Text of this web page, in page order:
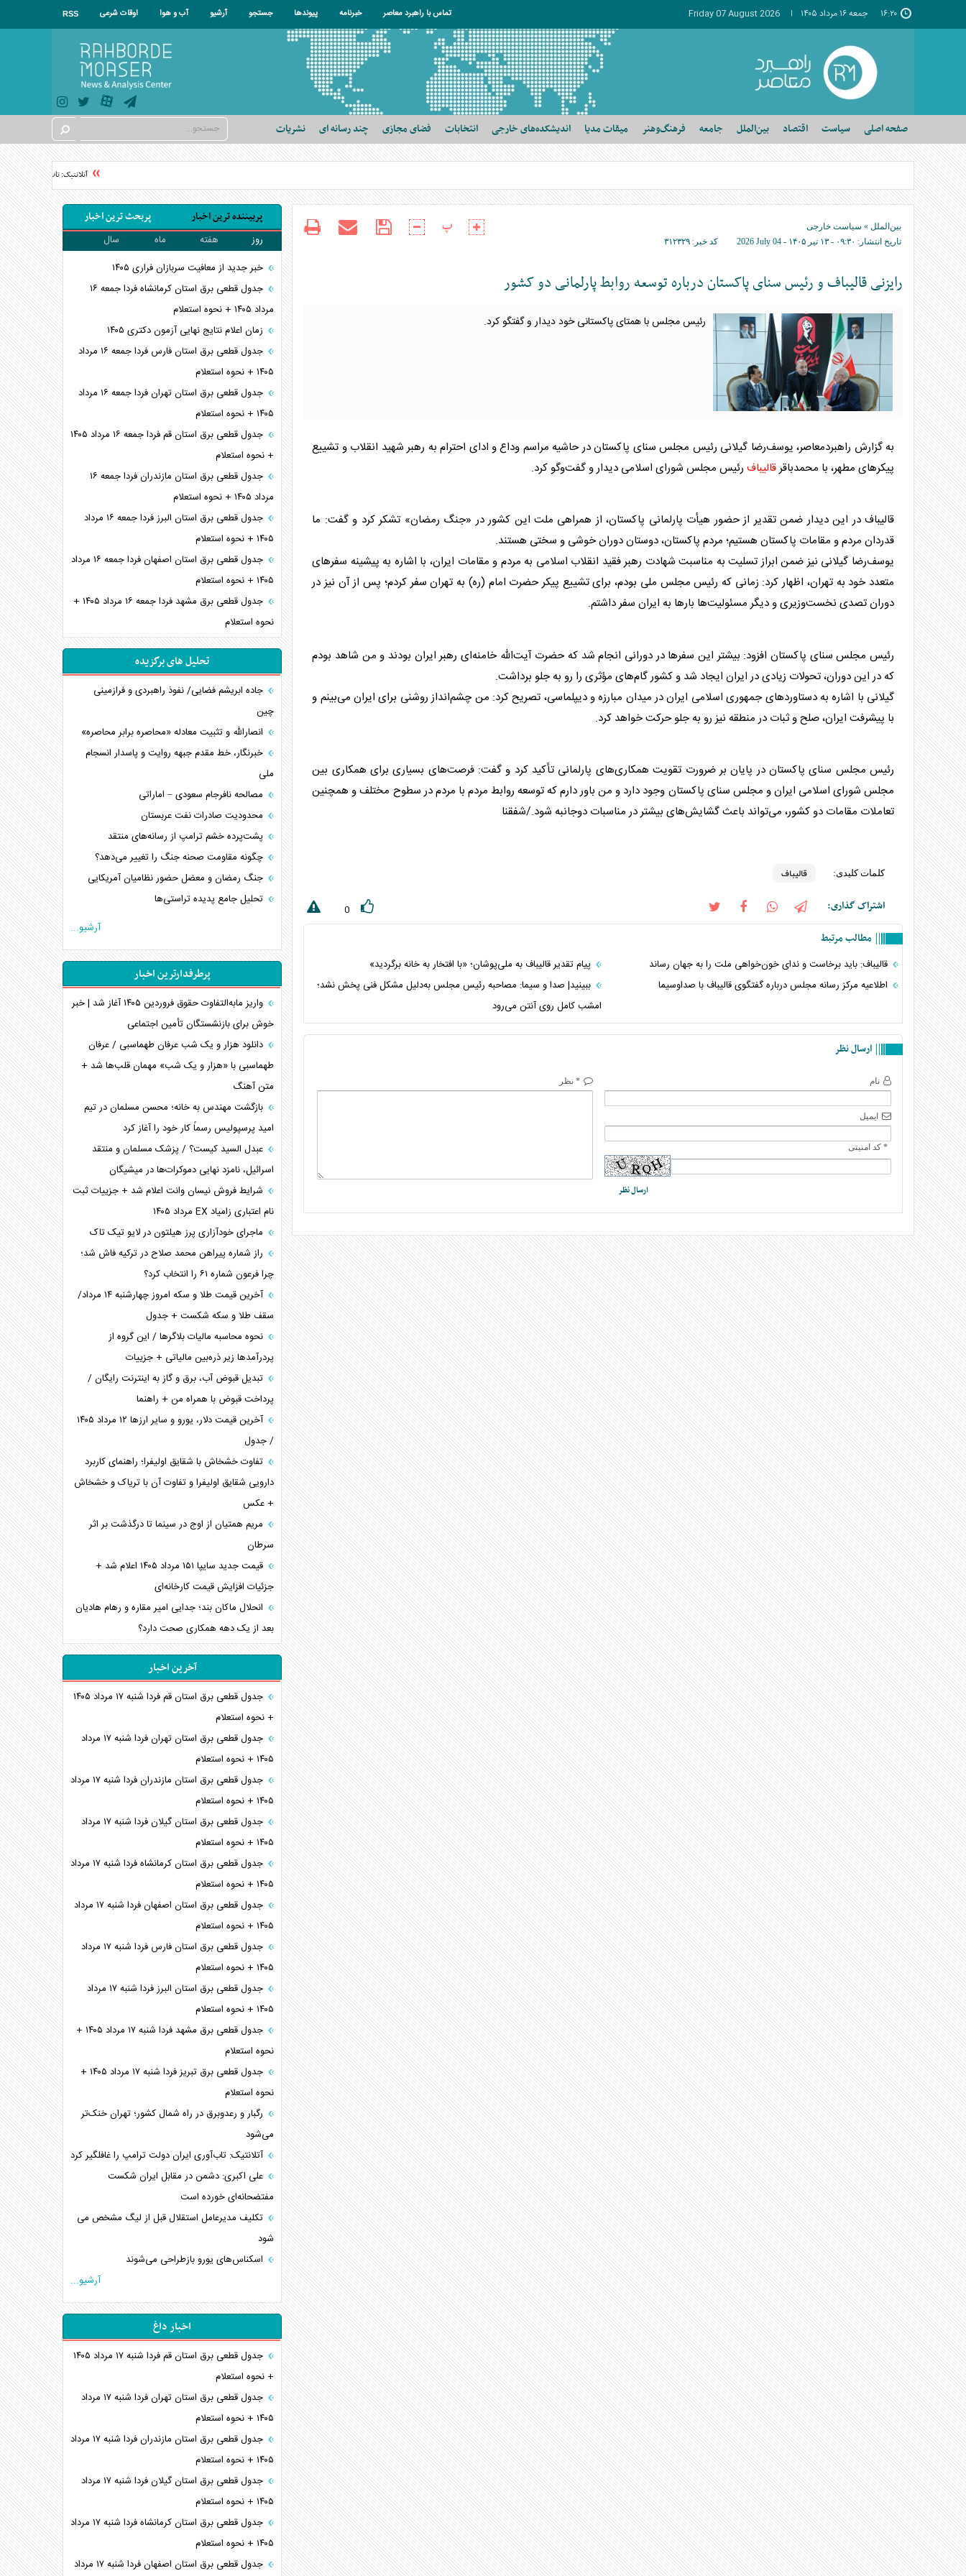
۱۶:۲۰ جمعه ۱۶ مرداد ۱۴۰۵ Friday 07 August 2026 تماس با راهبرد معاصر خبرنامه پیوندها جستجو آرشیو آب و هوا اوقات شرعی RSS
صفحه اصلی سیاست اقتصاد بین‌الملل جامعه فرهنگ‌وهنر میقات مدیا اندیشکده‌های خارجی انتخابات فضای مجازی چند رسانه ای نشریات
آتلانتیک: تاب‌آوری ایران دولت
بین‌الملل » سیاست خارجی
تاریخ انتشار: ۰۹:۳۰ - ۱۳ تير ۱۴۰۵ - 2026 July 04 کد خبر: ۳۱۲۳۲۹
پ
رایزنی قالیباف و رئیس سنای پاکستان درباره توسعه روابط پارلمانی دو کشور
رئیس مجلس با همتای پاکستانی خود دیدار و گفتگو کرد.
به گزارش راهبردمعاصر، یوسف‌رضا گیلانی رئیس مجلس سنای پاکستان در حاشیه مراسم وداع و ادای احترام به رهبر شهید انقلاب و تشییع
پیکرهای مطهر، با محمدباقرقالیباف رئیس مجلس شورای اسلامی دیدار و گفت‌وگو کرد.
قالیباف در این دیدار ضمن تقدیر از حضور هیأت پارلمانی پاکستان، از همراهی ملت این کشور در «جنگ رمضان» تشکر کرد و گفت: ما
قدردان مردم و مقامات پاکستان هستیم؛ مردم پاکستان، دوستان دوران خوشی و سختی هستند.
یوسف‌رضا گیلانی نیز ضمن ابراز تسلیت به مناسبت شهادت رهبر فقید انقلاب اسلامی به مردم و مقامات ایران، با اشاره به پیشینه سفرهای
متعدد خود به تهران، اظهار کرد: زمانی که رئیس مجلس ملی بودم، برای تشییع پیکر حضرت امام (ره) به تهران سفر کردم؛ پس از آن نیز در
دوران تصدی نخست‌وزیری و دیگر مسئولیت‌ها بارها به ایران سفر داشتم.
رئیس مجلس سنای پاکستان افزود: بیشتر این سفرها در دورانی انجام شد که حضرت آیت‌الله خامنه‌ای رهبر ایران بودند و من شاهد بودم
که در این دوران، تحولات زیادی در ایران ایجاد شد و کشور گام‌های مؤثری را رو به جلو برداشت.
گیلانی با اشاره به دستاوردهای جمهوری اسلامی ایران در میدان مبارزه و دیپلماسی، تصریح کرد: من چشم‌انداز روشنی برای ایران می‌بینم و
با پیشرفت ایران، صلح و ثبات در منطقه نیز رو به جلو حرکت خواهد کرد.
رئیس مجلس سنای پاکستان در پایان بر ضرورت تقویت همکاری‌های پارلمانی تأکید کرد و گفت: فرصت‌های بسیاری برای همکاری بین
مجلس شورای اسلامی ایران و مجلس سنای پاکستان وجود دارد و من باور دارم که توسعه روابط مردم با مردم در سطوح مختلف و همچنین
تعاملات مقامات دو کشور، می‌تواند باعث گشایش‌های بیشتر در مناسبات دوجانبه شود./شفقنا
کلمات کلیدی: قالیباف
اشتراک گذاری: 0
مطالب مرتبط
قالیباف: باید برخاست و ندای خون‌خواهی ملت را به جهان رساند
پیام تقدیر قالیباف به ملی‌پوشان؛ «با افتخار به خانه برگردید»
اطلاعیه مرکز رسانه مجلس درباره گفتگوی قالیباف با صداوسیما
ببینید| صدا و سیما: مصاحبه رئیس مجلس به‌دلیل مشکل فنی پخش نشد؛
امشب کامل روی آنتن می‌رود
ارسال نظر
نام
ایمیل
* کد امنیتی
* نظر
پربیننده ترین اخبار پربحث ترین اخبار
روز هفته ماه
سال
خبر جدید از معافیت سربازان فراری ۱۴۰۵
جدول قطعی برق استان کرمانشاه فردا جمعه ۱۶
مرداد ۱۴۰۵ + نحوه استعلام
زمان اعلام نتایج نهایی آزمون دکتری ۱۴۰۵
جدول قطعی برق استان فارس فردا جمعه ۱۶ مرداد
۱۴۰۵ + نحوه استعلام
جدول قطعی برق استان تهران فردا جمعه ۱۶ مرداد
۱۴۰۵ + نحوه استعلام
جدول قطعی برق استان قم فردا جمعه ۱۶ مرداد ۱۴۰۵
+ نحوه استعلام
جدول قطعی برق استان مازندران فردا جمعه ۱۶
مرداد ۱۴۰۵ + نحوه استعلام
جدول قطعی برق استان البرز فردا جمعه ۱۶ مرداد
۱۴۰۵ + نحوه استعلام
جدول قطعی برق استان اصفهان فردا جمعه ۱۶ مرداد
۱۴۰۵ + نحوه استعلام
جدول قطعی برق مشهد فردا جمعه ۱۶ مرداد ۱۴۰۵ +
نحوه استعلام
تحلیل های برگزیده
جاده ابریشم فضایی/ نفوذ راهبردی و فرازمینی
چین
انصارالله و تثبیت معادله «محاصره برابر محاصره»
خبرنگار، خط مقدم جبهه روایت و پاسدار انسجام
ملی
مصالحه نافرجام سعودی – اماراتی
محدودیت صادرات نفت عربستان
پشت‌پرده خشم ترامپ از رسانه‌های منتقد
چگونه مقاومت صحنه جنگ را تغییر می‌دهد؟
جنگ رمضان و معضل حضور نظامیان آمریکایی
تحلیل جامع پدیده تراستی‌ها
غرب
اربعین، کابوس مشترک تل‌آویو-واشنگتن
برنامه هفتم توسعه در نقطه کور سیاستگذاری
کنوانسیون دریای خزر در راستای منافع ملی است؟
اوکراین بازوی مخرب آمریکا در غرب آسیا
اهمیت راهبردی اردن برای آمریکا
پیام، ظرفیت بالفعل‌نشده تجارت ایران
همسویی عربستان با سنتکام علیه متحدان ایران
ترامپ و توهم خلع سلاح حماس
چرا کویت به دنبال شریک امنیتی جدید است؟
آرشیو...
پرطرفدارترین اخبار
واریز مابه‌التفاوت حقوق فروردین ۱۴۰۵ آغاز شد | خبر
خوش برای بازنشستگان تأمین اجتماعی
دانلود هزار و یک شب عرفان طهماسبی / عرفان
طهماسبی با «هزار و یک شب» مهمان قلب‌ها شد +
متن آهنگ
بازگشت مهندس به خانه؛ محسن مسلمان در تیم
امید پرسپولیس رسماً کار خود را آغاز کرد
عبدل السید کیست؟ / پزشک مسلمان و منتقد
اسرائیل، نامزد نهایی دموکرات‌ها در میشیگان
شرایط فروش نیسان وانت اعلام شد + جزییات ثبت
نام اعتباری زامیاد EX مرداد ۱۴۰۵
ماجرای خودآزاری پرز هیلتون در لایو تیک تاک
راز شماره پیراهن محمد صلاح در ترکیه فاش شد؛
چرا فرعون شماره ۶۱ را انتخاب کرد؟
آخرین قیمت طلا و سکه امروز چهارشنبه ۱۴ مرداد/
سقف طلا و سکه شکست + جدول
نحوه محاسبه مالیات بلاگر‌ها / این گروه از
پردرآمد‌ها زیر ذره‌بین مالیاتی + جزییات
تبدیل قبوض آب، برق و گاز به اینترنت رایگان /
پرداخت قبوض با همراه من + راهنما
آخرین قیمت دلار، یورو و سایر ارز‌ها ۱۲ مرداد ۱۴۰۵
/ جدول
تفاوت خشخاش با شقایق اولیفرا؛ راهنمای کاربرد
دارویی شقایق اولیفرا و تفاوت آن با تریاک و خشخاش
+ عکس
مریم همتیان از اوج در سینما تا درگذشت بر اثر
سرطان
قیمت جدید سایپا ۱۵۱ مرداد ۱۴۰۵ اعلام شد +
جزئیات افزایش قیمت کارخانه‌ای
انحلال ماکان بند؛ جدایی امیر مقاره و رهام هادیان
بعد از یک دهه همکاری صحت دارد؟
آخرین اخبار
جدول قطعی برق استان قم فردا شنبه ۱۷ مرداد ۱۴۰۵
+ نحوه استعلام
جدول قطعی برق استان تهران فردا شنبه ۱۷ مرداد
۱۴۰۵ + نحوه استعلام
جدول قطعی برق استان مازندران فردا شنبه ۱۷ مرداد
۱۴۰۵ + نحوه استعلام
جدول قطعی برق استان گیلان فردا شنبه ۱۷ مرداد
۱۴۰۵ + نحوه استعلام
جدول قطعی برق استان کرمانشاه فردا شنبه ۱۷ مرداد
۱۴۰۵ + نحوه استعلام
جدول قطعی برق استان اصفهان فردا شنبه ۱۷ مرداد
۱۴۰۵ + نحوه استعلام
جدول قطعی برق استان فارس فردا شنبه ۱۷ مرداد
۱۴۰۵ + نحوه استعلام
جدول قطعی برق استان البرز فردا شنبه ۱۷ مرداد
۱۴۰۵ + نحوه استعلام
جدول قطعی برق مشهد فردا شنبه ۱۷ مرداد ۱۴۰۵ +
نحوه استعلام
جدول قطعی برق تبریز فردا شنبه ۱۷ مرداد ۱۴۰۵ +
نحوه استعلام
رگبار و رعدوبرق در راه شمال کشور؛ تهران خنک‌تر
می‌شود
آتلانتیک: تاب‌آوری ایران دولت ترامپ را غافلگیر کرد
علی اکبری: دشمن در مقابل ایران شکست
مفتضحانه‌ای خورده است
تکلیف مدیرعامل استقلال قبل از لیگ مشخص می
شود
اسکناس‌های یورو بازطراحی می‌شوند
آرشیو...
اخبار داغ
جدول قطعی برق استان قم فردا شنبه ۱۷ مرداد ۱۴۰۵
+ نحوه استعلام
جدول قطعی برق استان تهران فردا شنبه ۱۷ مرداد
۱۴۰۵ + نحوه استعلام
جدول قطعی برق استان مازندران فردا شنبه ۱۷ مرداد
۱۴۰۵ + نحوه استعلام
جدول قطعی برق استان گیلان فردا شنبه ۱۷ مرداد
۱۴۰۵ + نحوه استعلام
جدول قطعی برق استان کرمانشاه فردا شنبه ۱۷ مرداد
۱۴۰۵ + نحوه استعلام
جدول قطعی برق استان اصفهان فردا شنبه ۱۷ مرداد